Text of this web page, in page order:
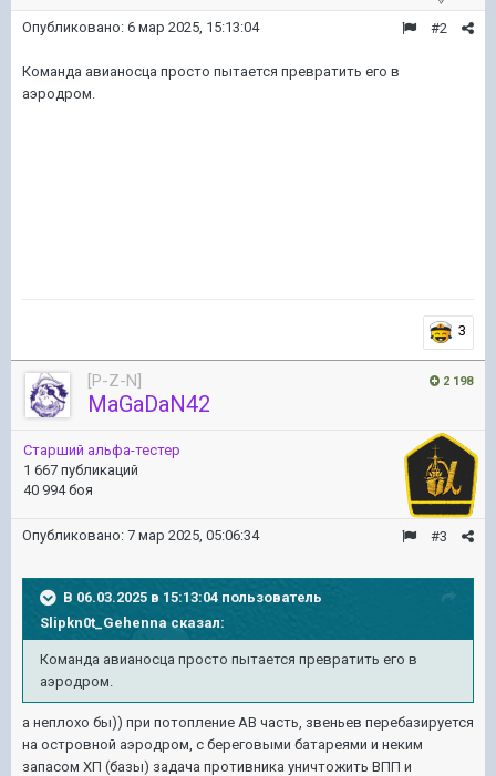
#2
Опубликовано: 6 мар 2025, 15:13:04
Команда авианосца просто пытается превратить его в
аэродром.
3
2 198
[P-Z-N]
MaGaDaN42
Старший альфа-тестер
1 667 публикаций
40 994 боя
#3
Опубликовано: 7 мар 2025, 05:06:34
В 06.03.2025 в 15:13:04 пользователь
Slipkn0t_Gehennaсказал:
Команда авианосца просто пытается превратить его в
аэродром.
а неплохо бы)) при потопление АВ часть, звеньев перебазируется
на островной аэродром, с береговыми батареями и неким
запасом ХП (базы) задача противника уничтожить ВПП и